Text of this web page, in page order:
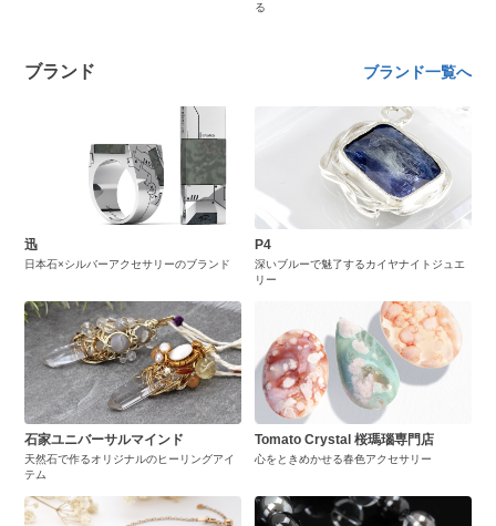
る
ブランド ブランド一覧へ
迅
日本石×シルバーアクセサリーのブランド
P4
深いブルーで魅了するカイヤナイトジュエ
リー
石家ユニバーサルマインド
天然石で作るオリジナルのヒーリングアイ
テム
Tomato Crystal 桜瑪瑙専門店
心をときめかせる春色アクセサリー